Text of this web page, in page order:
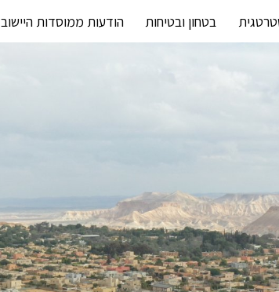
בטחון ובטיחות הודעות ממוסדות היישוב